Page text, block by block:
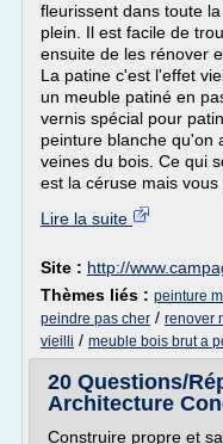
fleurissent dans toute
plein. Il est facile de
ensuite de les rénover
La patine c'est l'effet
un meuble patiné en
vernis spécial pour
peinture blanche qu'on
veines du bois. Ce qui
est la céruse mais vous
Lire la suite
Site : http://
Thèmes liés : peinture
peindre pas cher / renover
vieilli / meuble bois brut a
20 Questions/
Architecture
Construire propre et